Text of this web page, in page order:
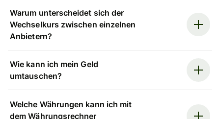
Warum unterscheidet sich der
Wechselkurs zwischen einzelnen
Anbietern?
Wie kann ich mein Geld
umtauschen?
Welche Währungen kann ich mit
dem Währungsrechner